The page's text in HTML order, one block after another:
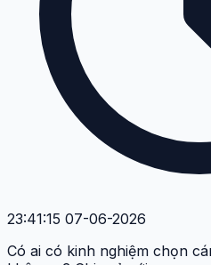
23:41:15 07-06-2026
Có ai có kinh nghiệm chọn